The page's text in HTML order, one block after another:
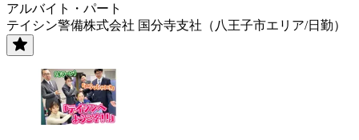
アルバイト・パート
テイシン警備株式会社 国分寺支社（八王子市エリア/日勤）